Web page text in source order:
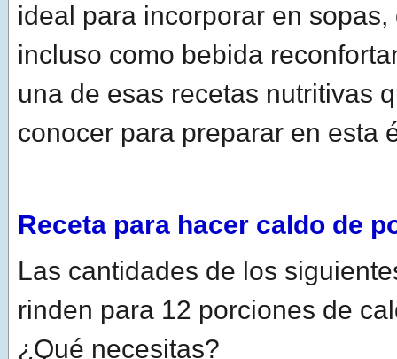
ideal para incorporar en sopas,
incluso como bebida
una de esas recetas nutritivas
conocer para preparar en esta
Receta para hacer caldo de
Las cantidades de los
rinden para 12 porciones de
¿Qué necesitas?